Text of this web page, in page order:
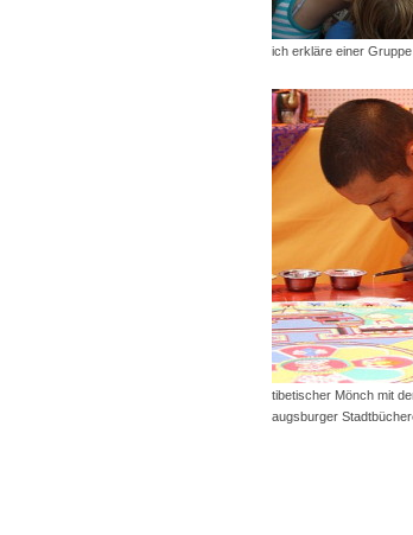
ich erkläre einer
tibetischer Mönch mit
augsburger